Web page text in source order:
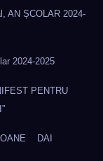
AN ȘCOLAR 2024-
2024-2025
PENTRU
DAI